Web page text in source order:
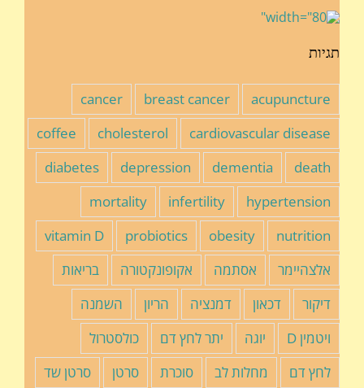
תגיות
acupuncture
breast cancer
cancer
cardiovascular disease
cholesterol
coffee
death
dementia
depression
diabetes
hypertension
infertility
mortality
nutrition
obesity
probiotics
vitamin D
אלצהיימר
אסתמה אקופונקטורה
בריאות
דיקור
דכאון דמנציה הריון
השמנה
ויטמין D
יוגה יתר לחץ דם
כולסטרול
לחץ דם
מחלות לב סוכרת סרטן
סרטן שד